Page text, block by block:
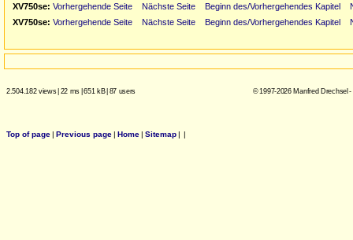
XV750se: Vorhergehende Seite Nächste Seite Beginn des/Vorhergehendes Kapitel
XV750se: Vorhergehende Seite Nächste Seite Beginn des/Vorhergehendes Kapitel
2.504.182 views| 22 ms |651 kB| 87 users © 1997-2026 Manfred Drechsel
Top of page| Previous page| Home| Sitemap| |